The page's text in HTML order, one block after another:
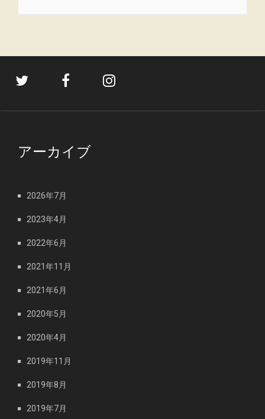
アーカイブ
2026年7月
2023年4月
2022年6月
2021年11月
2021年6月
2020年5月
2020年4月
2019年11月
2019年8月
2019年7月